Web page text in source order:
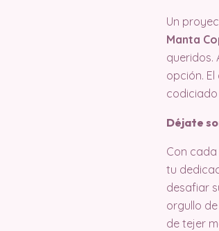
Un
Manta
queridos.
opción.
Déjate
Con
tu
desafiar
orgullo
de tejer